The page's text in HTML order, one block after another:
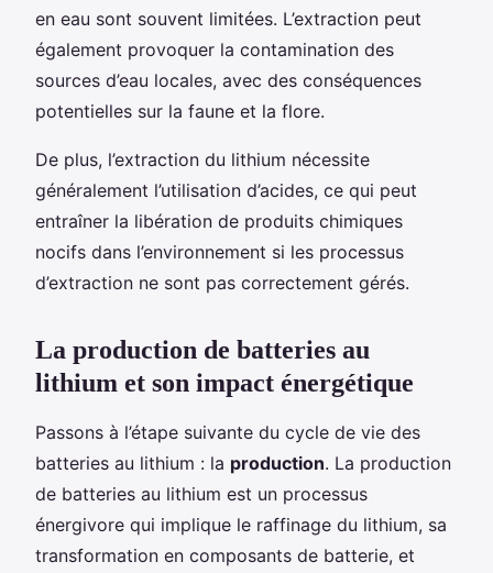
en eau sont souvent limitées. L’extraction peut
également provoquer la contamination des
sources d’eau locales, avec des conséquences
potentielles sur la faune et la flore.
De plus, l’extraction du lithium nécessite
généralement l’utilisation d’acides, ce qui peut
entraîner la libération de produits chimiques
nocifs dans l’environnement si les processus
d’extraction ne sont pas correctement gérés.
La production de batteries au
lithium et son impact énergétique
Passons à l’étape suivante du cycle de vie des
batteries au lithium : la production. La production
de batteries au lithium est un processus
énergivore qui implique le raffinage du lithium, sa
transformation en composants de batterie, et